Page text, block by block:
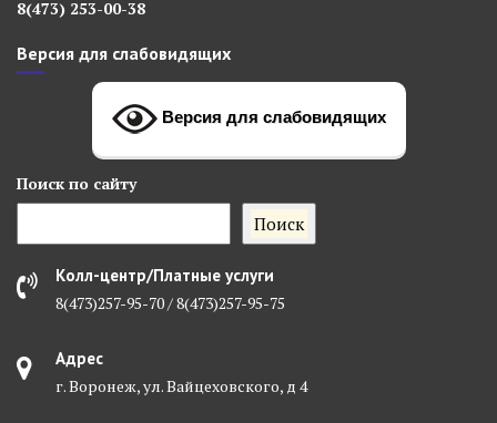
8(473) 253-00-38
Версия для слабовидящих
Версия для слабовидящих
Поиск по сайту
Поиск
Колл-центр/Платные услуги
8(473)257-95-70 / 8(473)257-95-75
Адрес
г. Воронеж, ул. Вайцеховского, д 4